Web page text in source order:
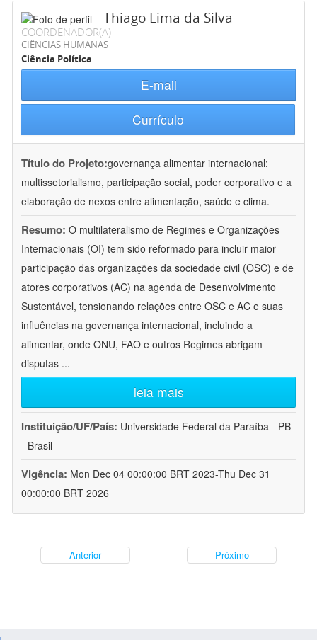
Thiago Lima da Silva
COORDENADOR(A)
CIÊNCIAS HUMANAS
Ciência Política
E-mail
Currículo
Título do Projeto:governança alimentar internacional:
multissetorialismo, participação social, poder corporativo e a
elaboração de nexos entre alimentação, saúde e clima.
Resumo: O multilateralismo de Regimes e Organizações
Internacionais (OI) tem sido reformado para incluir maior
participação das organizações da sociedade civil (OSC) e de
atores corporativos (AC) na agenda de Desenvolvimento
Sustentável, tensionando relações entre OSC e AC e suas
influências na governança internacional, incluindo a
alimentar, onde ONU, FAO e outros Regimes abrigam
disputas ...
leia mais
Instituição/UF/País: Universidade Federal da Paraíba - PB
- Brasil
Vigência: Mon Dec 04 00:00:00 BRT 2023-Thu Dec 31
00:00:00 BRT 2026
Anterior Próximo